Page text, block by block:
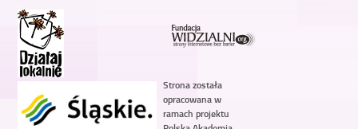
Strona została
opracowana w
ramach projektu